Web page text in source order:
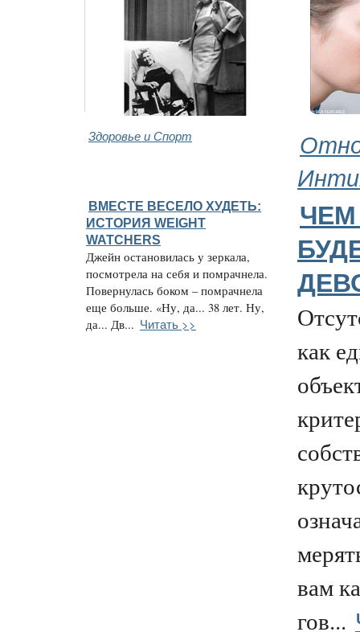
Здоровье и Спорт
ВМЕСТЕ ВЕСЕЛО ХУДЕТЬ:
ИСТОРИЯ WEIGHT
WATCHERS
Джейн остановилась у зеркала,
посмотрела на себя и помрачнела.
Повернулась боком – помрачнела
еще больше. «Ну, да... 38 лет. Ну,
да... Дв... Читать >>
как
вам
гов...